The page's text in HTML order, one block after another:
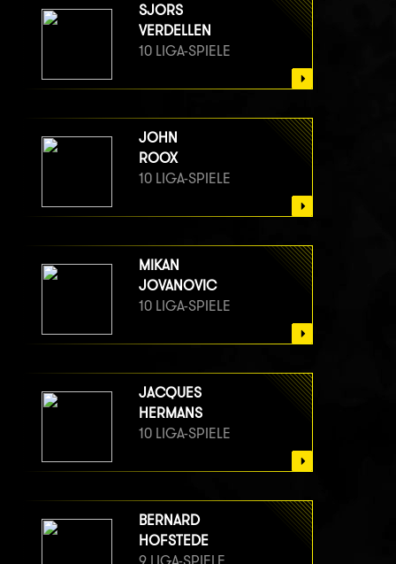
SJORS
VERDELLEN
10 LIGA-SPIELE
JOHN
ROOX
10 LIGA-SPIELE
MIKAN
JOVANOVIC
10 LIGA-SPIELE
JACQUES
HERMANS
10 LIGA-SPIELE
BERNARD
HOFSTEDE
9 LIGA-SPIELE